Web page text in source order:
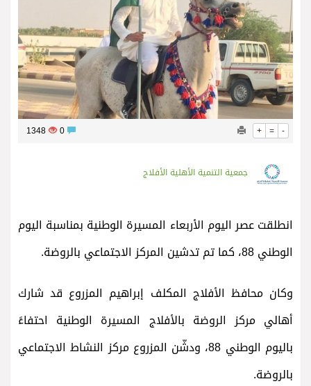
+ = -
1348
جمعية التنمية الأهلية الأفلاج
انطلقت عصر اليوم الأربعاء المسيرة الوطنية بمناسبة اليوم
الوطني 88، كما تم تدشين المركز الاجتماعي بالروضة.
وكان محافظ الأفلاج المكلف إبراهيم المزروع قد شارك
أهالي مركز الروضة بالأفلاج المسيرة الوطنية احتفاءً
باليوم الوطني 88، ودشّن المزروع مركز النشاط الاجتماعي
بالروضة.